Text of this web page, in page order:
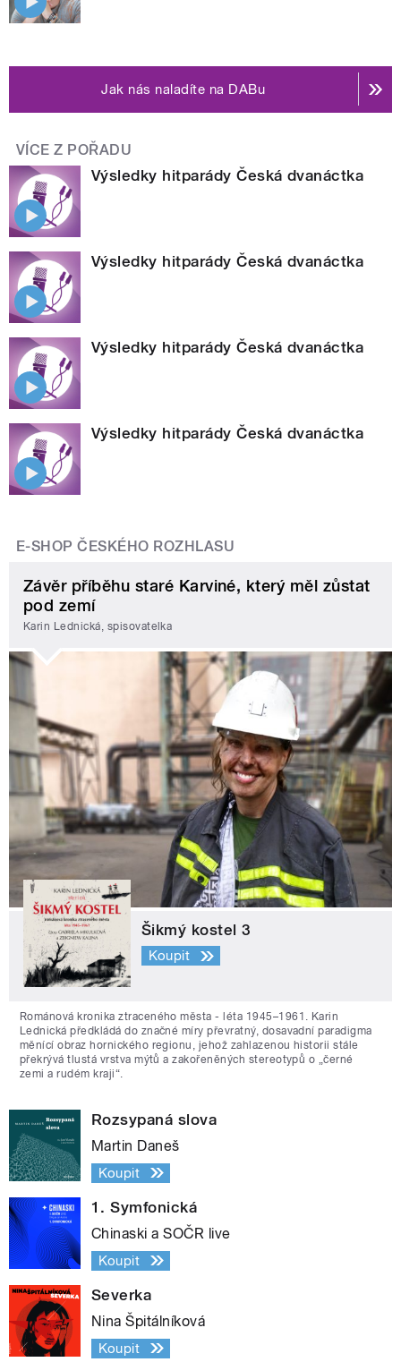
Jak nás naladíte na DABu
VÍCE Z POŘADU
Výsledky hitparády Česká dvanáctka
Výsledky hitparády Česká dvanáctka
Výsledky hitparády Česká dvanáctka
Výsledky hitparády Česká dvanáctka
E-SHOP ČESKÉHO ROZHLASU
Závěr příběhu staré Karviné, který měl zůstat
pod zemí
Karin Lednická, spisovatelka
Šikmý kostel 3
Koupit
Románová kronika ztraceného města - léta 1945–1961. Karin
Lednická předkládá do značné míry převratný, dosavadní paradigma
měnící obraz hornického regionu, jehož zahlazenou historii stále
překrývá tlustá vrstva mýtů a zakořeněných stereotypů o „černé
zemi a rudém kraji“.
Rozsypaná slova
Martin Daneš
Koupit
1. Symfonická
Chinaski a SOČR live
Koupit
Severka
Nina Špitálníková
Koupit